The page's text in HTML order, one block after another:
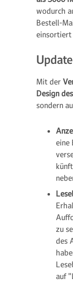
wodurch
Bestell-
einsortiert
Mit der
Design
sondern
eine
zu
des
auf